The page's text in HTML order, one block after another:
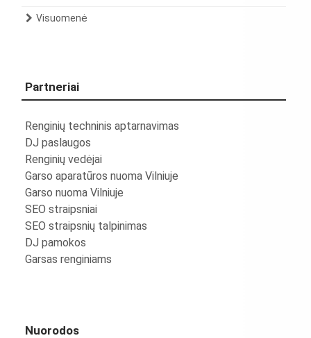
Visuomenė
Partneriai
Renginių techninis aptarnavimas
DJ paslaugos
Renginių vedėjai
Garso aparatūros nuoma Vilniuje
Garso nuoma Vilniuje
SEO straipsniai
SEO straipsnių talpinimas
DJ pamokos
Garsas renginiams
Nuorodos